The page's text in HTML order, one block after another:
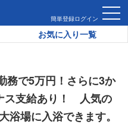
簡単登録ログイン
お気に入り一覧
以上 3か月勤務で5万円！さ
で5万円！さらに3か
ス支給あり！ 人気の
浴場に入浴できます。